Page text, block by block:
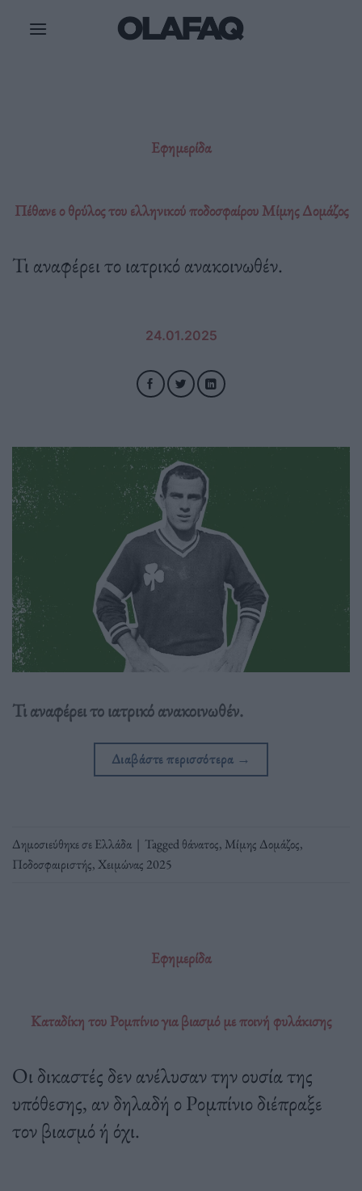
Εφημερίδα
Πέθανε ο θρύλος του ελληνικού ποδοσφαίρου Μίμης Δομάζος
Τι αναφέρει το ιατρικό ανακοινωθέν.
24.01.2025
Τι αναφέρει το ιατρικό ανακοινωθέν.
Διαβάστε περισσότερα →
Δημοσιεύθηκε σεΕλλάδα | Taggedθάνατος, Μίμης Δομάζος,
Ποδοσφαιριστής,Χειμώνας 2025
Εφημερίδα
Καταδίκη του Ρομπίνιο για βιασμό με ποινή φυλάκισης
Οι δικαστές δεν ανέλυσαν την ουσία της
υπόθεσης, αν δηλαδή ο Ρομπίνιο διέπραξε
τον βιασμό ή όχι.